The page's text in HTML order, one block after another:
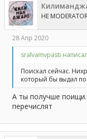
HE
28 Апр 2020
sralvamvpasti
Поискал сейчас.
который бы выдал
А ты получше поищи.
перечислят